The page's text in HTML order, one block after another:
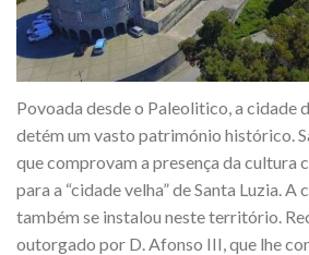
Povoada desde o Paleolitico, a cidade
detém um vasto património histórico.
que comprovam a presença da cultura
para a “cidade velha” de Santa Luzia.
também se instalou neste território.
outorgado por D. Afonso III, que lhe